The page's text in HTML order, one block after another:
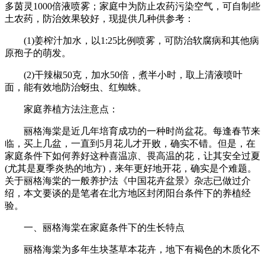
多茵灵1000倍液喷雾；家庭中为防止农药污染空气，可自制些
土农药，防治效果较好，现提供几种供参考：
(1)姜榨汁加水，以1:25比例喷雾，可防治软腐病和其他病
原孢子的萌发。
(2)干辣椒50克，加水50倍，煮半小时，取上清液喷叶
面，能有效地防治蚜虫、红蜘蛛。
家庭养植方法注意点：
丽格海棠是近几年培育成功的一种时尚盆花。每逢春节来
临，买上几盆，一直到5月花儿才开败，确实不错。但是，在
家庭条件下如何养好这种喜温凉、畏高温的花，让其安全过夏
(尤其是夏季炎热的地方)，来年更好地开花，确实是个难题。
关于丽格海棠的一般养护法《中国花卉盆景》杂志已做过介
绍，本文要谈的是笔者在北方地区封闭阳台条件下的养植经
验。
一、丽格海棠在家庭条件下的生长特点
丽格海棠为多年生块茎草本花卉，地下有褐色的木质化不